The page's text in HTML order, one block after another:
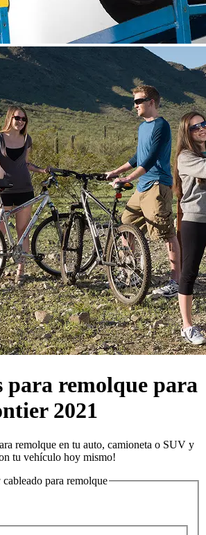
para remolque para
2021
remolque en tu auto, camioneta o SUV y
tu vehículo hoy mismo!
para remolque